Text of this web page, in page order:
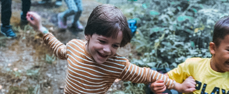
подтверждение заказа в вотсапе.
4
Билет для взрослого
3.400 ₽
Купить билет